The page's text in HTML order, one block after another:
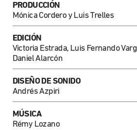
PRODUCCIÓN
Mónica Cordero y Luis Trelles
EDICIÓN
Victoria Estrada, Luis Fernando
Daniel Alarcón
DISEÑO DE SONIDO
Andrés Azpiri
MÚSICA
Rémy Lozano